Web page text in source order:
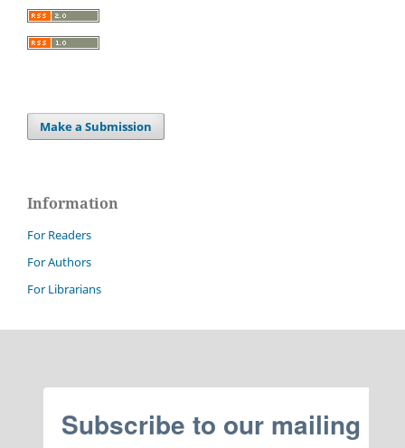
Make a Submission
Information
For Readers
For Authors
For Librarians